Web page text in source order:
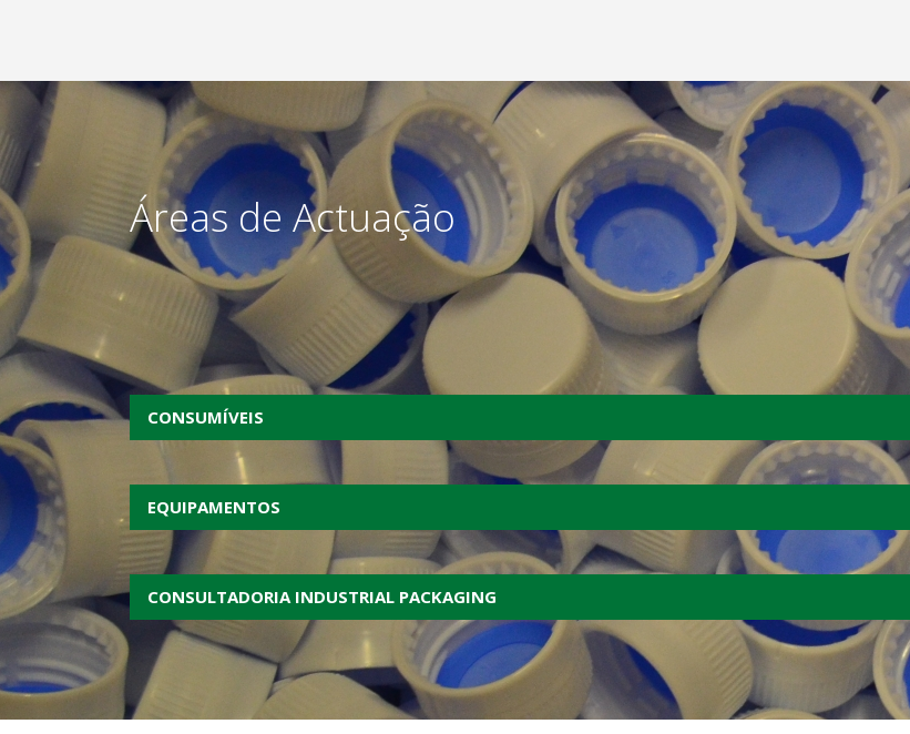
Áreas de Actuação
CONSUMÍVEIS
EQUIPAMENTOS
CONSULTADORIA INDUSTRIAL PACKAGING